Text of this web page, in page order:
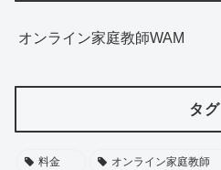
オンライン家庭教師WAM
タグ
料金 オンライン家庭教師